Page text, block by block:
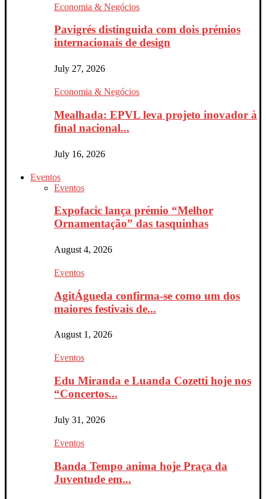
Economia & Negócios
Pavigrés distinguida com dois prémios
internacionais de design
July 27, 2026
Economia & Negócios
Mealhada: EPVL leva projeto inovador à
final nacional...
July 16, 2026
Eventos
Eventos
Expofacic lança prémio “Melhor
Ornamentação” das tasquinhas
August 4, 2026
Eventos
AgitÁgueda confirma-se como um dos
maiores festivais de...
August 1, 2026
Eventos
Edu Miranda e Luanda Cozetti hoje nos
“Concertos...
July 31, 2026
Eventos
Banda Tempo anima hoje Praça da
Juventude em...